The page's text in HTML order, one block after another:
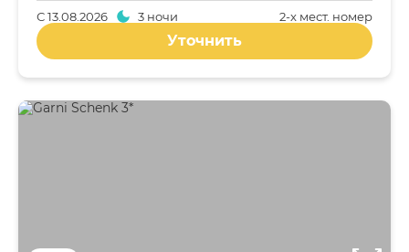
2-x мест. номер
С13.08.2026 3 ночи
Уточнить